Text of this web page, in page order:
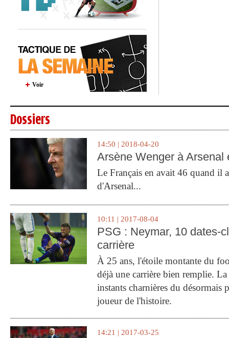
Voir
Dossiers
14:50 | 2018-04-20
Arsène Wenger à Arsenal
Le Français en avait 46 quand il
d'Arsenal...
10:11 | 2017-08-04
PSG : Neymar, 10 dates-
carrière
À 25 ans, l'étoile montante du
déjà une carrière bien remplie.
instants charnières du désormais
joueur de l'histoire.
14:21 | 2017-03-25